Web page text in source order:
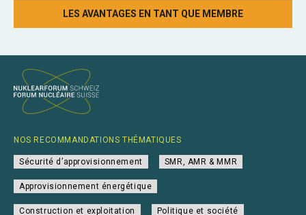
LES AVANTAGES EN TANT QUE MEMBRE
NOS RECOMMANDATIONS THÉMATIQUES
Sécurité d’approvisionnement SMR, AMR & MMR
Approvisionnement énergétique
Construction et exploitation Politique et société